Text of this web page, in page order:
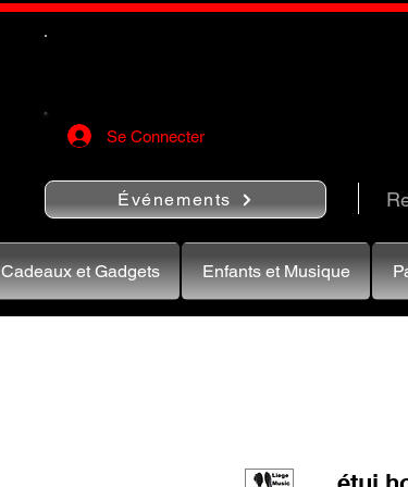
Se Connecter
Événements
Cadeaux et Gadgets Enfants et Musique